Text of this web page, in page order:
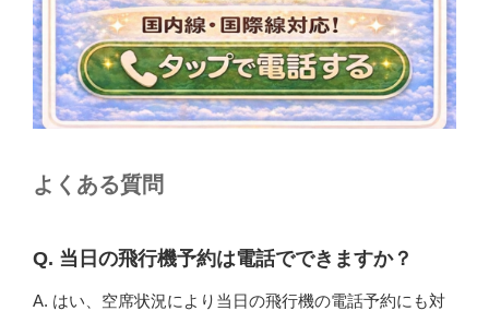
よくある質問
Q. 当日の飛行機予約は電話でできますか？
A. はい、空席状況により当日の飛行機の電話予約にも対